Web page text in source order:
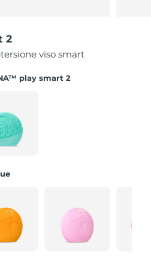
2
viso smart
play smart 2